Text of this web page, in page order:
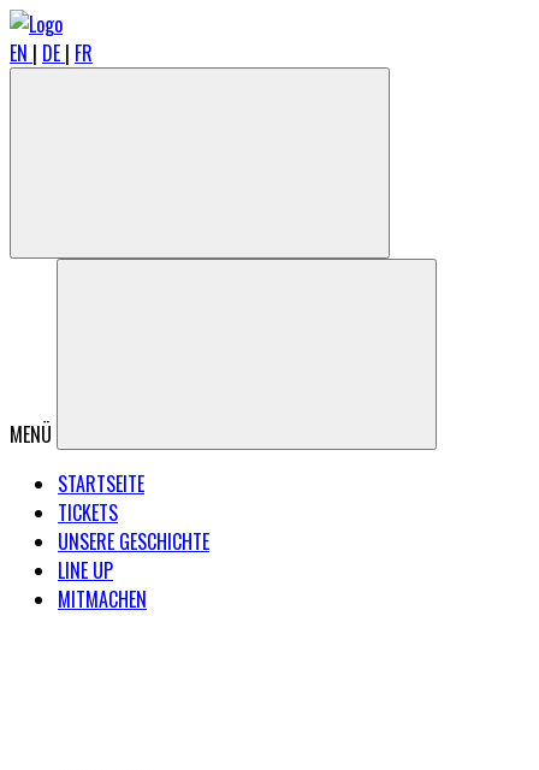
EN | DE | FR
MENÜ
STARTSEITE
TICKETS
UNSERE GESCHICHTE
LINE UP
MITMACHEN